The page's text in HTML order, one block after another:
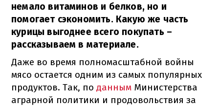
немало витаминов и белков, но и
помогает сэкономить. Какую же часть
курицы выгоднее всего покупать –
рассказываем в материале.
Даже во время полномасштабной войны
мясо остается одним из самых популярных
продуктов. Так, по данным Министерства
аграрной политики и продовольствия за